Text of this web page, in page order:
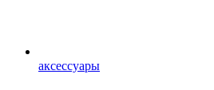
аксессуары